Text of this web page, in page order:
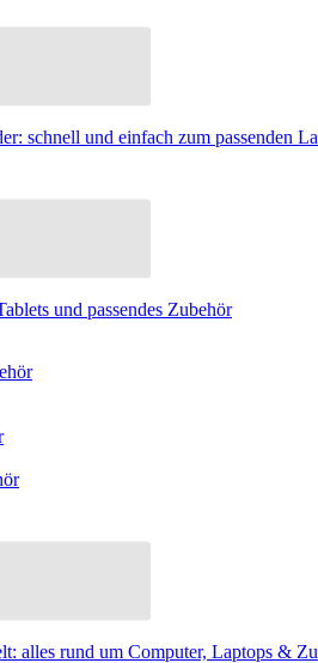
schnell und einfach zum passenden
und passendes Zubehör
alles rund um Computer, Laptops &